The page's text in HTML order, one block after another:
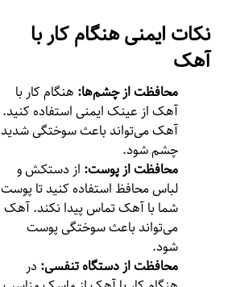
نکات ایمنی هنگام کار با
آهک
محافظت از چشم‌ها: هنگام کار با
آهک از عینک ایمنی استفاده کنید.
آهک می‌تواند باعث سوختگی شدید
چشم شود.
محافظت از پوست: از دستکش و
لباس محافظ استفاده کنید تا پوست
شما با آهک تماس پیدا نکند. آهک
می‌تواند باعث سوختگی پوست
شود.
محافظت از دستگاه تنفسی:در